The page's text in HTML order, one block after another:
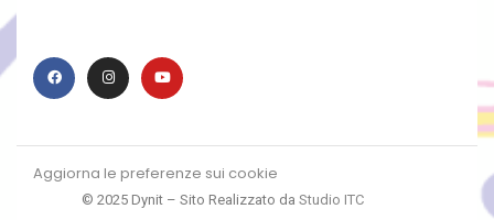
Aggiorna le preferenze sui cookie
© 2025 Dynit – Sito Realizzato da Studio ITC